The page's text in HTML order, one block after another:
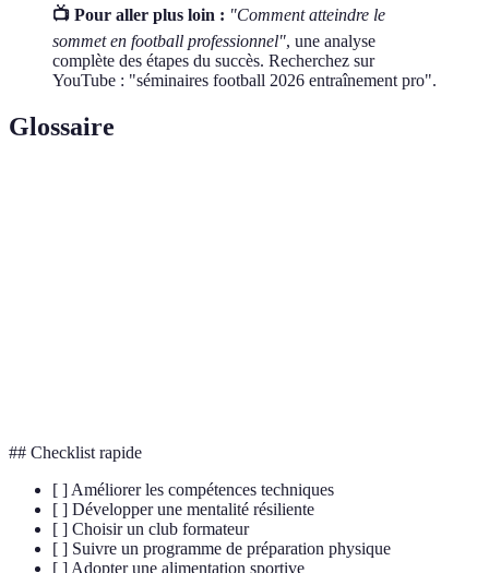
📺 Pour aller plus loin : "Comment atteindre le
sommet en football professionnel", une analyse
complète des étapes du succès. Recherchez sur
YouTube : "séminaires football 2026 entraînement pro".
Glossaire
## Checklist rapide
[ ] Améliorer les compétences techniques
[ ] Développer une mentalité résiliente
[ ] Choisir un club formateur
[ ] Suivre un programme de préparation physique
[ ] Adopter une alimentation sportive